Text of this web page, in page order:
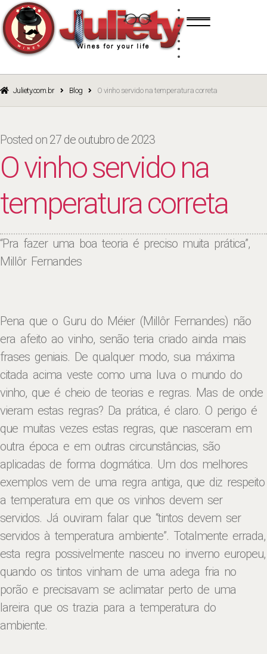
navigation
content
BRANCO
ROSÉ
Juliety.com.br Blog O vinho servido na temperatura correta
Posted on 27 de outubro de 2023
O vinho servido na
temperatura correta
“Pra fazer uma boa teoria é preciso muita prática”,
Millôr Fernandes
Pena que o Guru do Méier (Millôr Fernandes) não
era afeito ao vinho, senão teria criado ainda mais
frases geniais. De qualquer modo, sua máxima
citada acima veste como uma luva o mundo do
vinho, que é cheio de teorias e regras. Mas de onde
vieram estas regras? Da prática, é claro. O perigo é
que muitas vezes estas regras, que nasceram em
outra época e em outras circunstâncias, são
aplicadas de forma dogmática. Um dos melhores
exemplos vem de uma regra antiga, que diz respeito
a temperatura em que os vinhos devem ser
servidos. Já ouviram falar que “tintos devem ser
servidos à temperatura ambiente”. Totalmente errada,
esta regra possivelmente nasceu no inverno europeu,
quando os tintos vinham de uma adega fria no
porão e precisavam se aclimatar perto de uma
lareira que os trazia para a temperatura do
ambiente.